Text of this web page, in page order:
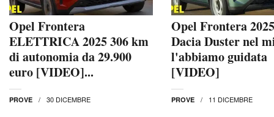
Opel Frontera
ELETTRICA 2025 306 km
di autonomia da 29.900
euro [VIDEO]...
PROVE 30 DICEMBRE
Opel Frontera
Dacia Duster nel
l'abbiamo guidata
[VIDEO]
PROVE 11 DICEMBRE